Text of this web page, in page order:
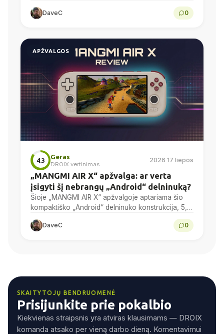
gaming mouse with a PAW3950 optical sensor, a
58g chassis,...
DaveC 0
APŽVALGOS
4.3
Geras
DROIX vertinimas
2026 17 liepos
„MANGMI AIR X“ apžvalga: ar verta
įsigyti šį nebrangų „Android“ delninuką?
Šioje „MANGMI AIR X“ apžvalgoje aptariama šio
kompaktiško „Android“ delninuko konstrukcija, 5,5
procesoriaus našumas, žaidimai „Android“
DaveC 0
SKAITYTOJŲ BENDRUOMENĖ
Prisijunkite prie pokalbio
Kiekvienas straipsnis yra atviras klausimams — DROIX
komanda atsako per vieną darbo dieną. Komentavimui